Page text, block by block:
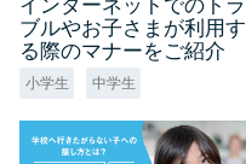
インターネットでのトラ
ブルやお子さまが利用す
る際のマナーをご紹介
小学生 中学生